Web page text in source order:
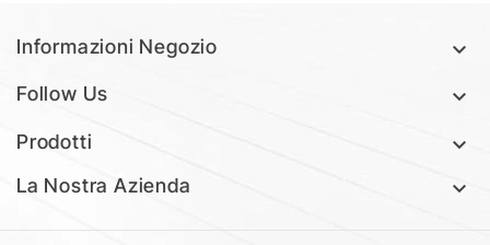
Informazioni Negozio 
Follow Us 
Prodotti 
La Nostra Azienda 